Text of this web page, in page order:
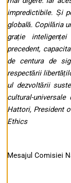
impredictibile. Și
globală. Copilăria
grație
precedent,
de centura de
respectării
ul dezvoltării
cultural-
Hattori, President
Ethics
Mesajul Comisiei